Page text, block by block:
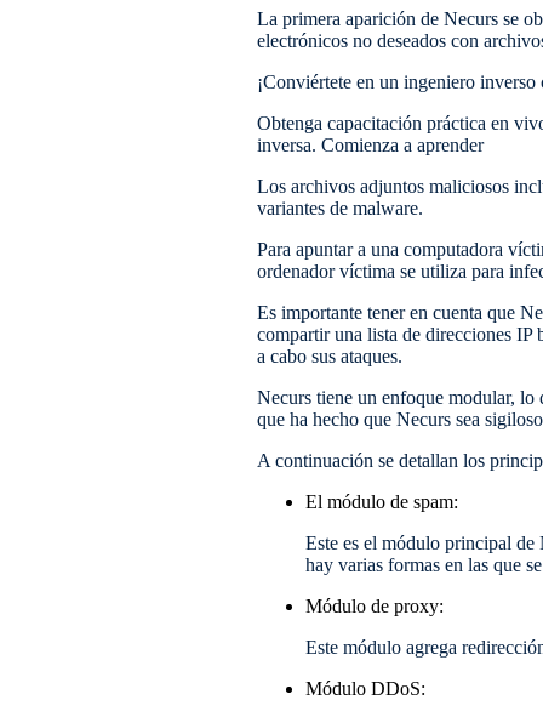
La primera aparición de Necurs se
electrónicos no deseados con
¡Conviértete en un ingeniero
Obtenga capacitación práctica en
inversa. Comienza a aprender
Los archivos adjuntos maliciosos
variantes de malware.
Para apuntar a una computadora
ordenador víctima se utiliza para
Es importante tener en cuenta que
compartir una lista de direcciones IP
a cabo sus ataques.
Necurs tiene un enfoque modular,
que ha hecho que Necurs sea
A continuación se detallan los
El módulo de spam:
Este es el módulo principal de
hay varias formas en las que
Módulo de proxy:
Este módulo agrega
Módulo DDoS: